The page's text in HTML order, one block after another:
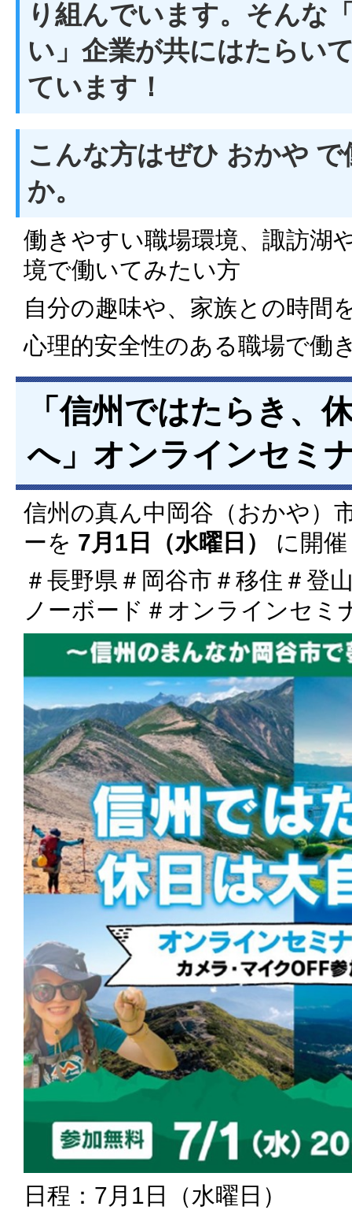
り組んでいます。そんな
い」企業が共にはたらい
ています！
こんな方はぜひ おかや
か。
働きやすい職場環境、諏訪湖
境で働いてみたい方
自分の趣味や、家族との時間
心理的安全性のある職場で働
「信州ではたらき、
へ」オンラインセミ
信州の真ん中岡谷（おかや）
ーを 7月1日（水曜日） に開
＃長野県＃岡谷市＃移住＃登
ノーボード＃オンラインセミ
日程：7月1日（水曜日）